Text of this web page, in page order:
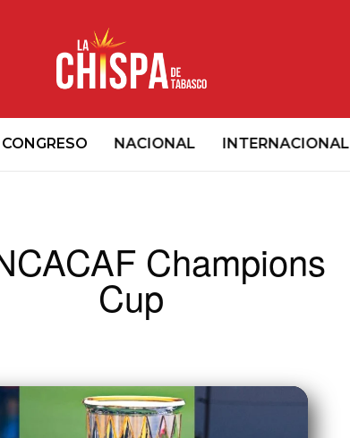
CONGRESO NACIONAL INTERNACIONAL
Champions
Cup